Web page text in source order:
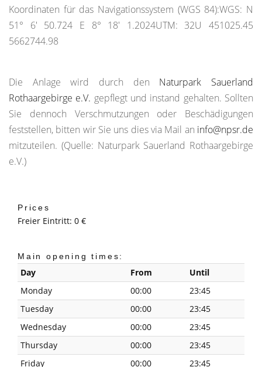
Koordinaten für das Navigationssystem (WGS 84):WGS: N
51° 6' 50.724 E 8° 18' 1.2024UTM: 32U 451025.45
5662744.98
Die Anlage wird durch den Naturpark Sauerland
Rothaargebirge e.V. gepflegt und instand gehalten. Sollten
Sie dennoch Verschmutzungen oder Beschädigungen
feststellen, bitten wir Sie uns dies via Mail an info@npsr.de
mitzuteilen. (Quelle: Naturpark Sauerland Rothaargebirge
e.V.)
Prices
Freier Eintritt: 0 €
Main opening times:
Day From
Until
Monday
00:00
23:45
Tuesday
00:00
23:45
Wednesday
00:00
23:45
Thursday
00:00
23:45
Friday
00:00 23:45